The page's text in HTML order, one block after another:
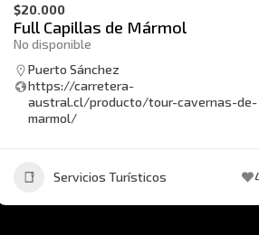
$20.000
Full Capillas de Mármol
No disponible
Puerto Sánchez
https://carretera-
austral.cl/producto/tour-cavernas-de-
marmol/
Servicios Turísticos